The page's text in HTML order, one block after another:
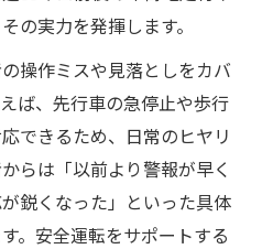
の実力を発揮します。
操作ミスや見落としをカバ
ば、先行車の急停止や歩行
できるため、日常のヒヤリ
らは「以前より警報が早く
鋭くなった」といった具体
。安全運転をサポートする